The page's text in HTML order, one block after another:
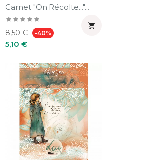
Carnet "On Récolte..."...
Prix
habituel
8,50 € -40%
5,10 €
